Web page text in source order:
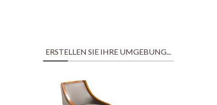
ERSTELLEN SIE IHRE UMGEBUNG...